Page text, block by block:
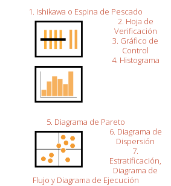
1. Ishikawa o Espina de Pescado
2. Hoja de
Verificación
3. Gráfico de
Control
4. Histograma
5. Diagrama de Pareto
6. Diagrama de
Dispersión
7.
Estratificación,
Diagrama de
Flujo y Diagrama de Ejecución